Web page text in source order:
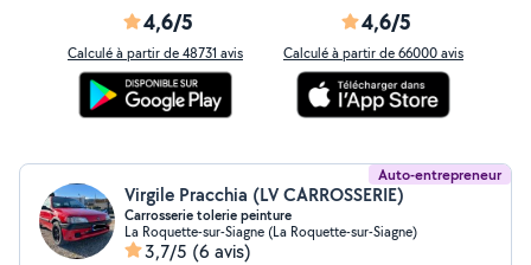
4,6/5
Calculé à partir de 48731 avis
4,6/5
Calculé à partir de 66000 avis
Auto-entrepreneur
Virgile Pracchia (LV CARROSSERIE)
Carrosserie tolerie peinture
La Roquette-sur-Siagne (La Roquette-sur-Siagne)
3,7/5 (6 avis)